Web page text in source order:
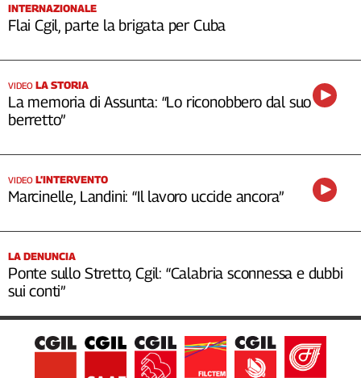
INTERNAZIONALE
Flai Cgil, parte la brigata per Cuba
VIDEO LA STORIA
La memoria di Assunta: “Lo riconobbero dal suo
berretto”
VIDEO L’INTERVENTO
Marcinelle, Landini: “Il lavoro uccide ancora”
LA DENUNCIA
Ponte sullo Stretto, Cgil: “Calabria sconnessa e dubbi
sui conti”